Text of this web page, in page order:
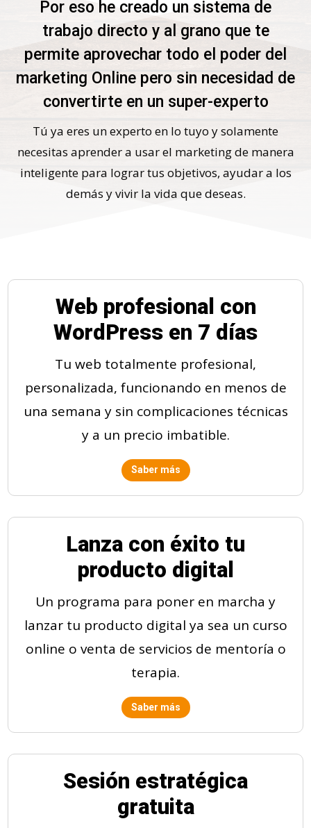
Por eso he creado un sistema de
trabajo directo y al grano que te
permite aprovechar todo el poder del
marketing Online pero sin necesidad de
convertirte en un super-experto
Tú ya eres un experto en lo tuyo y solamente
necesitas aprender a usar el marketing de manera
inteligente para lograr tus objetivos, ayudar a los
demás y vivir la vida que deseas.
Web profesional con
WordPress en 7 días
Tu web totalmente profesional,
personalizada, funcionando en menos de
una semana y sin complicaciones técnicas
y a un precio imbatible.
Saber más
Lanza con éxito tu
producto digital
Un programa para poner en marcha y
lanzar tu producto digital ya sea un curso
online o venta de servicios de mentoría o
terapia.
Saber más
Sesión estratégica
gratuita